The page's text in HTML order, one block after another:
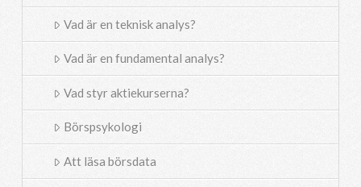
Vad är en teknisk analys?
Vad är en fundamental analys?
Vad styr aktiekurserna?
Börspsykologi
Att läsa börsdata